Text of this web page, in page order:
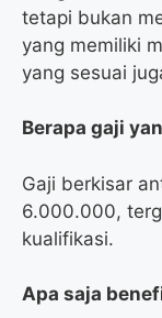
tetapi bukan
yang memiliki
yang sesuai
Berapa gaji
Gaji berkisar
6.000.000,
kualifikasi.
Apa saja